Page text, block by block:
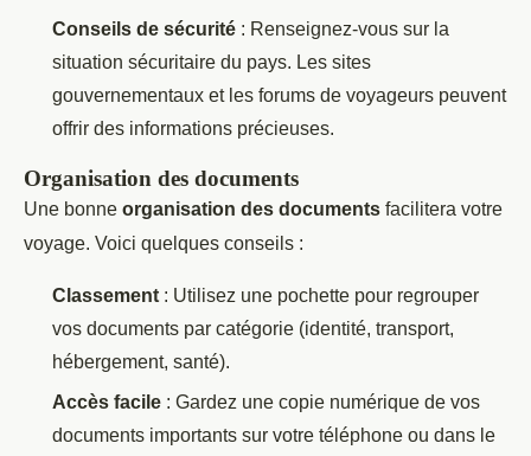
Conseils de sécurité : Renseignez-vous sur la
situation sécuritaire du pays. Les sites
gouvernementaux et les forums de voyageurs peuvent
offrir des informations précieuses.
Organisation des documents
Une bonne organisation des documents facilitera votre
voyage. Voici quelques conseils :
Classement : Utilisez une pochette pour regrouper
vos documents par catégorie (identité, transport,
hébergement, santé).
Accès facile : Gardez une copie numérique de vos
documents importants sur votre téléphone ou dans le